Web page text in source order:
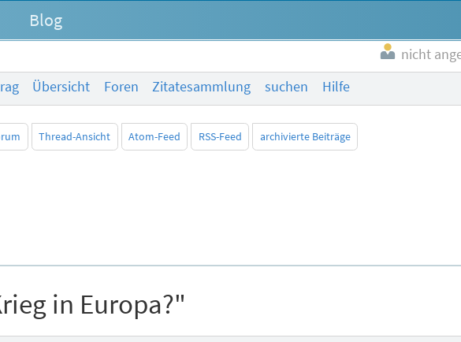
Blog
nicht
Übersicht Foren Zitatesammlung suchen Hilfe
Thread-Ansicht Atom-Feed RSS-Feed archivierte Beiträge
in Europa?"